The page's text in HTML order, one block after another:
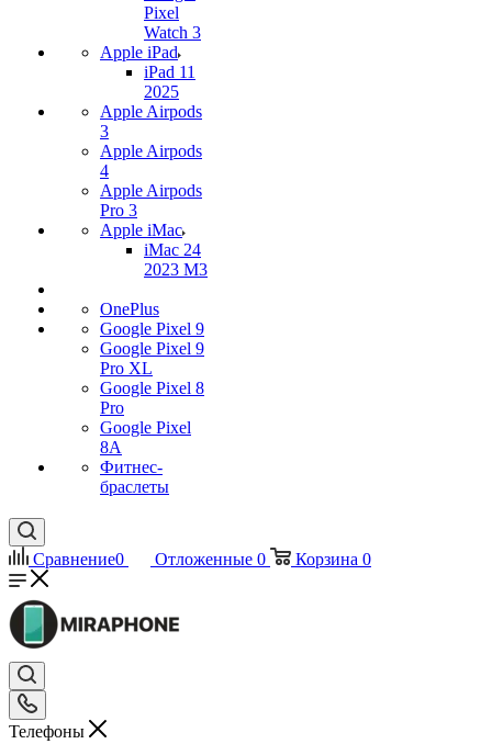
Pixel
Watch 3
Apple iPad
iPad 11
2025
Apple Airpods
3
Apple Airpods
4
Apple Airpods
Pro 3
Apple iMac
iMac 24
2023 M3
OnePlus
Google Pixel 9
Google Pixel 9
Pro XL
Google Pixel 8
Pro
Google Pixel
8A
Фитнес-
браслеты
Сравнение0 Отложенные 0 Корзина 0
Телефоны